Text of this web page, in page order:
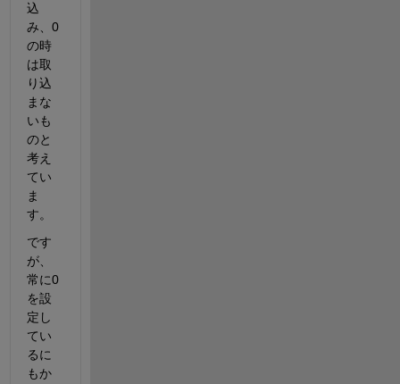
込
み、0
の時
は取
り込
まな
いも
のと
考え
てい
ま
す。
です
が、
常に0
を設
定し
てい
るに
もか